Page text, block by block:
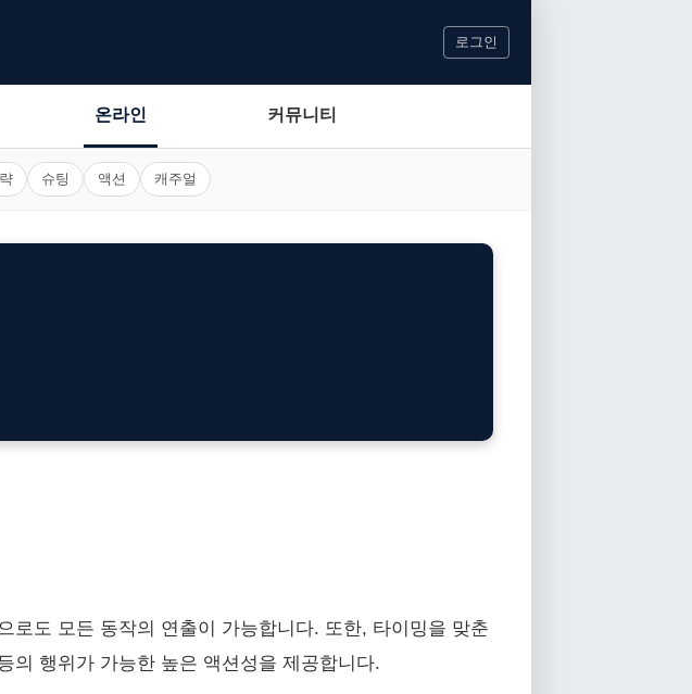
로그인
온라인 커뮤니티
슈팅 액션 캐주얼
로도 모든 동작의 연출이 가능합니다. 또한, 타이밍을 맞춘
의 행위가 가능한 높은 액션성을 제공합니다.